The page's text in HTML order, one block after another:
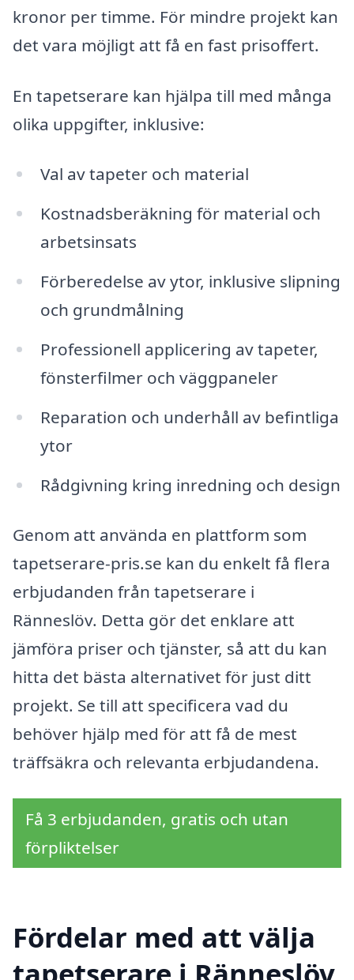
kronor per timme. För mindre projekt kan
det vara möjligt att få en fast prisoffert.
En tapetserare kan hjälpa till med många
olika uppgifter, inklusive:
Val av tapeter och material
Kostnadsberäkning för material och
arbetsinsats
Förberedelse av ytor, inklusive slipning
och grundmålning
Professionell applicering av tapeter,
fönsterfilmer och väggpaneler
Reparation och underhåll av befintliga
ytor
Rådgivning kring inredning och design
Genom att använda en plattform som
tapetserare-pris.se kan du enkelt få flera
erbjudanden från tapetserare i
Ränneslöv. Detta gör det enklare att
jämföra priser och tjänster, så att du kan
hitta det bästa alternativet för just ditt
projekt. Se till att specificera vad du
behöver hjälp med för att få de mest
träffsäkra och relevanta erbjudandena.
Få 3 erbjudanden, gratis och utan
förpliktelser
Fördelar med att välja